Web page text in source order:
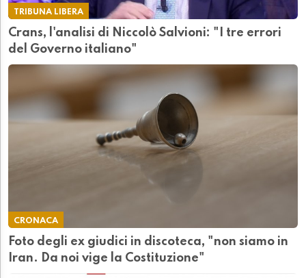
TRIBUNA LIBERA
Crans, l'analisi di Niccolò Salvioni: "I tre errori
del Governo italiano"
CRONACA
Foto degli ex giudici in discoteca, "non siamo in
Iran. Da noi vige la Costituzione"